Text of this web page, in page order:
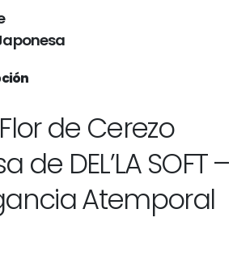
de Cerezo
de DEL’LA SOFT –
Atemporal